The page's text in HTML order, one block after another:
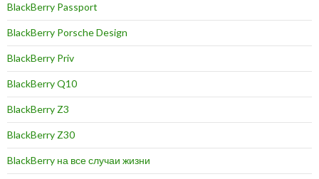
BlackBerry Passport
BlackBerry Porsche Design
BlackBerry Priv
BlackBerry Q10
BlackBerry Z3
BlackBerry Z30
BlackBerry на все случаи жизни